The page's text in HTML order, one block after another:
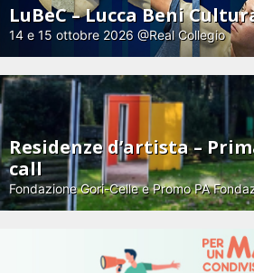
LuBeC – Lucca Beni
14 e 15 ottobre 2026 @Real Collegio
Residenze d’artista –
call
Fondazione Gori-Celle e Promo PA